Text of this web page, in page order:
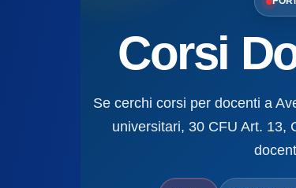
Corsi
Se cerchi corsi per docenti a
universitari, 30 CFU Art. 13,